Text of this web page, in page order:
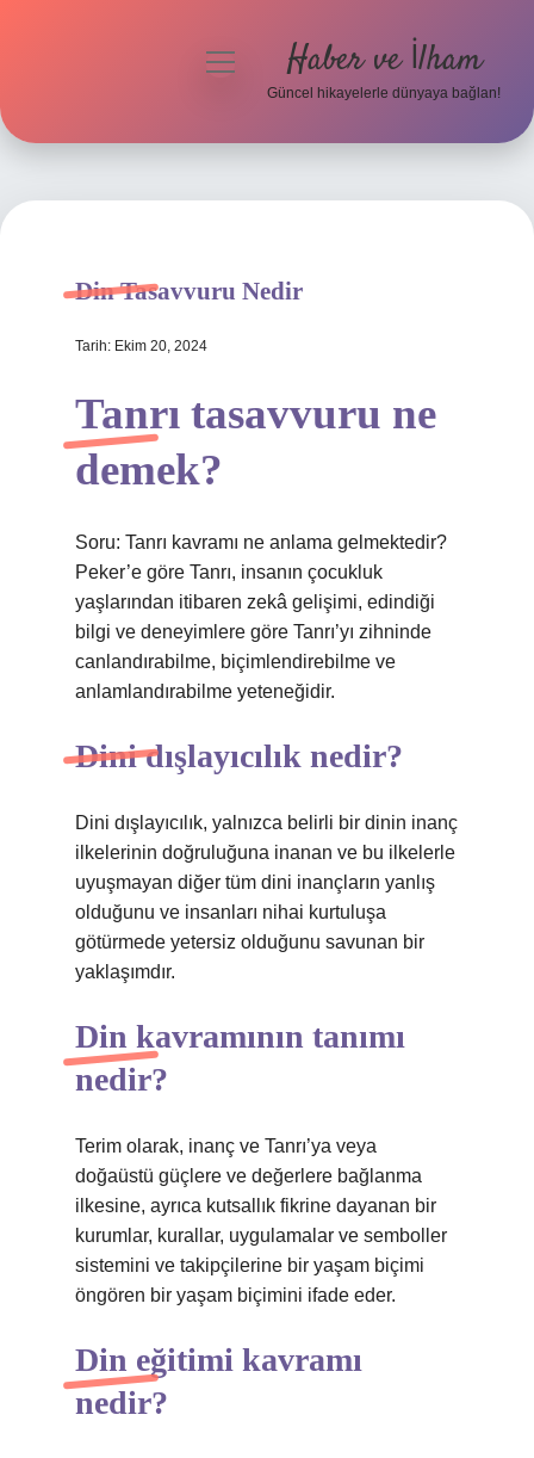
Hakkımızda
menüyü
Haber ve İlham
Güncel hikayelerle dünyaya bağlan!
Din Tasavvuru Nedir
Tarih: Ekim 20, 2024
Tanrı tasavvuru ne
demek?
Soru: Tanrı kavramı ne anlama gelmektedir?
Peker’e göre Tanrı, insanın çocukluk
yaşlarından itibaren zekâ gelişimi, edindiği
bilgi ve deneyimlere göre Tanrı’yı ​​zihninde
canlandırabilme, biçimlendirebilme ve
anlamlandırabilme yeteneğidir.
Dini dışlayıcılık nedir?
Dini dışlayıcılık, yalnızca belirli bir dinin inanç
ilkelerinin doğruluğuna inanan ve bu ilkelerle
uyuşmayan diğer tüm dini inançların yanlış
olduğunu ve insanları nihai kurtuluşa
götürmede yetersiz olduğunu savunan bir
yaklaşımdır.
Din kavramının tanımı
nedir?
Terim olarak, inanç ve Tanrı’ya veya
doğaüstü güçlere ve değerlere bağlanma
ilkesine, ayrıca kutsallık fikrine dayanan bir
kurumlar, kurallar, uygulamalar ve semboller
sistemini ve takipçilerine bir yaşam biçimi
öngören bir yaşam biçimini ifade eder.
Din eğitimi kavramı
nedir?